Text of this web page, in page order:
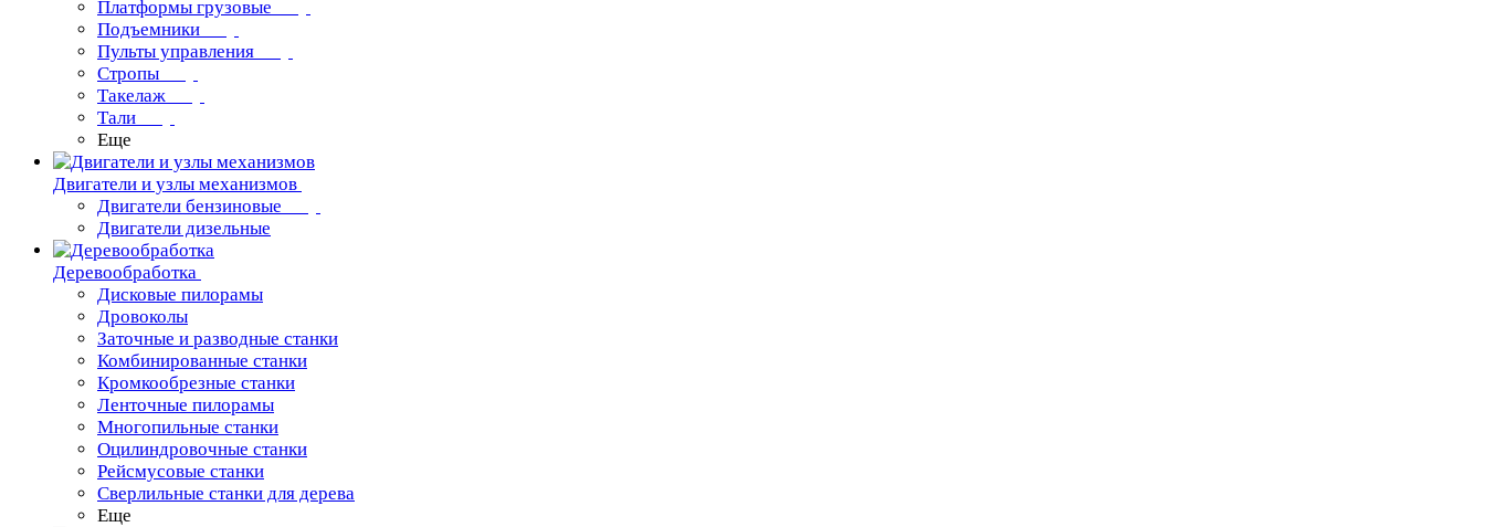
Платформы грузовые
Подъемники
Пульты управления
Стропы
Такелаж
Тали
Еще
Двигатели и узлы механизмов
Двигатели бензиновые
Двигатели дизельные
Деревообработка
Дисковые пилорамы
Дровоколы
Заточные и разводные станки
Комбинированные станки
Кромкообрезные станки
Ленточные пилорамы
Многопильные станки
Оцилиндровочные станки
Рейсмусовые станки
Сверлильные станки для дерева
Еще